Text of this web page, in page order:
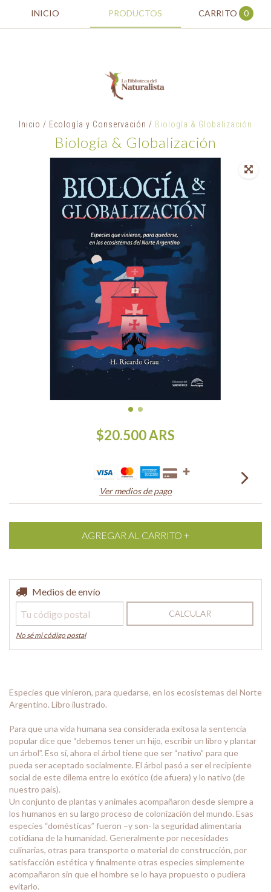
INICIO PRODUCTOS CARRITO 0
Inicio / Ecología y Conservación / Biología & Globalización
Biología & Globalización
$20.500ARS
Ver medios de pago
Entregas para el CP:
Medios de envío
CALCULAR
No sé mi código postal
Especies que vinieron, para quedarse, en los ecosistemas del Norte
Argentino. Libro ilustrado.
Para que una vida humana sea considerada exitosa la sentencia
popular dice que “debemos tener un hijo, escribir un libro y plantar
un árbol”. Eso sí, ahora el árbol tiene que ser “nativo” para que
pueda ser aceptado socialmente. El árbol pasó a ser el recipiente
social de este dilema entre lo exótico (de afuera) y lo nativo (de
nuestro país).
Un conjunto de plantas y animales acompañaron desde siempre a
los humanos en su largo proceso de colonización del mundo. Esas
especies “domésticas” fueron –y son- la seguridad alimentaria
cotidiana de la humanidad. Generalmente por necesidades
culinarias, otras para transporte o material de construcción, por
satisfacción estética y finalmente otras especies simplemente
acompañaron sin que el hombre se lo haya propuesto o pudiera
evitarlo.